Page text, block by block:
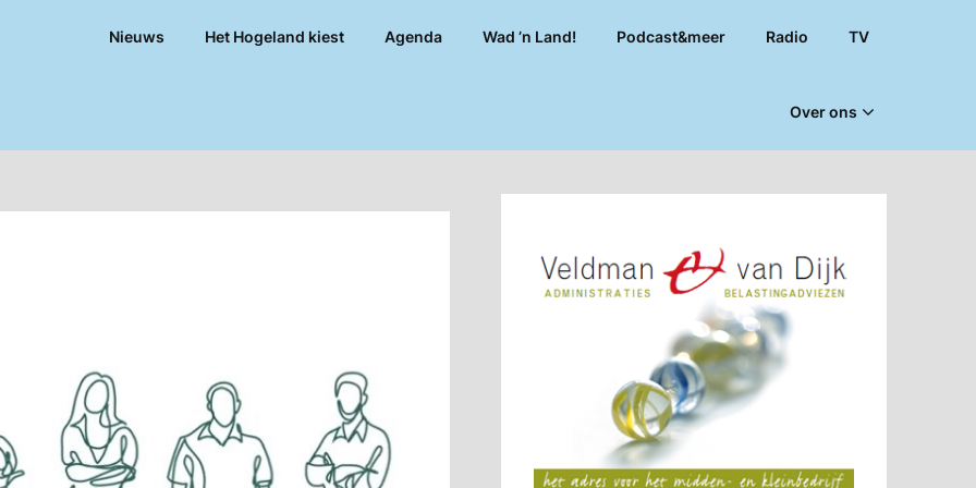
Nieuws Het Hogeland kiest Agenda Wad ’n Land! Podcast&meer Radio TV
Over ons